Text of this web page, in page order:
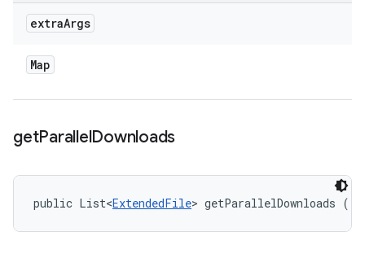
extraArgs
Map
getParallelDownloads
public List<ExtendedFile> getParallelDownloads ()